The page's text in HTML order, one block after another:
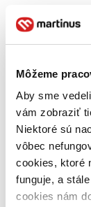
Môžeme
Aby sme
vám zobraziť
Niektoré sú
vôbec
cookies, ktoré
funguje, a
cookies nám
Novinky
Najdrahšie
Najlacnejšie
Najvyššia
Použité filtre
Zrušiť filtre
Účinkuje Jaroslav